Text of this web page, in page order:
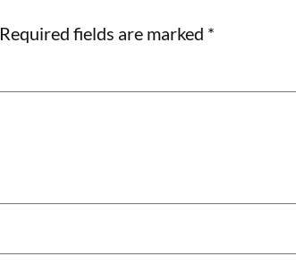
Required fields are marked *